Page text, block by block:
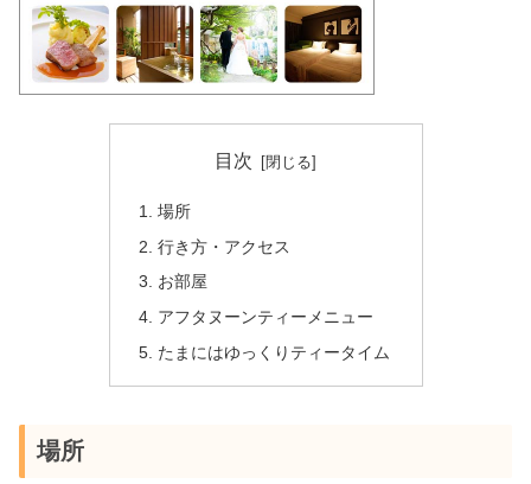
目次
場所
行き方・アクセス
お部屋
アフタヌーンティーメニュー
たまにはゆっくりティータイム
場所